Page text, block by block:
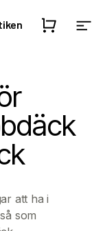
att ha i
som